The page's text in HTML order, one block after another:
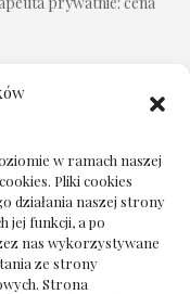
w ramach naszej
Pliki cookies
działania naszej strony
jej funkcji, a po
nas wykorzystywane
ze strony
Strona
zmianie biura
jak wybrać bez